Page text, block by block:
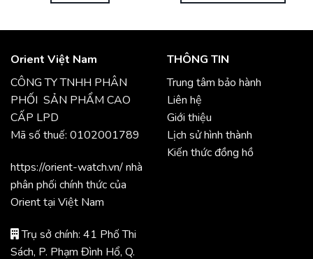
Orient Việt Nam
CÔNG TY TNHH PHÂN
PHỐI SẢN PHẨM CAO
CẤP LPD
Mã số thuế: 0102001789
https://orient-watch.vn/ nhà
phân phối chính thức của
Orient tại Việt Nam
Trụ sở chính: 41 Phố Thi
Sách, P. Phạm Đình Hổ, Q.
THÔNG TIN
Trung tâm bảo hành
Liên hệ
Giới thiệu
Lịch sử hình thành
Kiến thức đồng hồ